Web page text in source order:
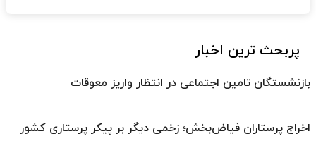
پربحث ترین اخبار
بازنشستگان تامین اجتماعی در انتظار واریز معوقات
اخراج پرستاران فیاض‌بخش؛ زخمی دیگر بر پیکر پرستاری کشور